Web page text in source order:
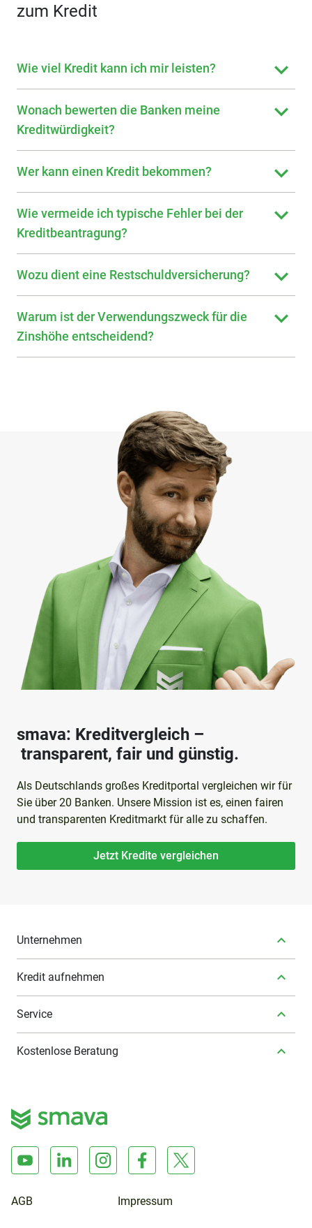
zum Kredit
Wie viel Kredit kann ich mir leisten?
Wonach bewerten die Banken meine
Kreditwürdigkeit?
Wer kann einen Kredit bekommen?
Wie vermeide ich typische Fehler bei der
Kreditbeantragung?
Wozu dient eine Restschuldversicherung?
Warum ist der Verwendungszweck für die
Zinshöhe entscheidend?
smava: Kreditvergleich –
transparent, fair und günstig.
Als Deutschlands großes Kreditportal vergleichen wir für
Sie über 20 Banken. Unsere Mission ist es, einen fairen
und transparenten Kreditmarkt für alle zu schaffen.
Jetzt Kredite vergleichen
Unternehmen
Kredit aufnehmen
Service
Kostenlose Beratung
AGB Impressum